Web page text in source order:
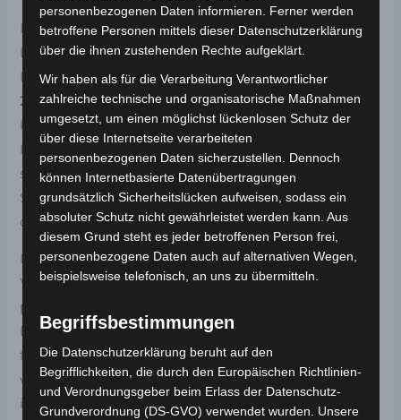
DasVolta VB2ist dein robustes City-Faltrad mit dem
Extra an Traktion:20″×4.0 Fat-Tiresnehmen
Kopfsteinpflaster, Schotter und Nässe gelassen. Der
250 W Nabenmotorunterstützt bis25 km/h(EPAC-
konform); darüber rollst du ohne Motorhilfe weiter.
Herzstück ist der
sindca. 30–55 kmrealistisch, abhängig von Modus,
Strecke, Temperatur und Zuladung. Vollgeladen ist
der Akku typischerweise in4,5–5 Stunden.
Derfaltbare Aluminiumrahmenmacht Transport und
Verstauen im Auto oder Wohnmobil leicht, die
portable Batterie
Mechanische Scheibenbremsenvorne/hinten sorgen
für zuverlässige Verzögerung; über das
wählst du mehrere Unterstützungsstufen – effizient
in der Stadt, komfortabel auf Tour.
personenbezogenen Daten informieren. Ferner werden
betroffene Personen mittels dieser Datenschutzerklärung
über die ihnen zustehenden Rechte aufgeklärt.
Wir haben als für die Verarbeitung Verantwortlicher
zahlreiche technische und organisatorische Maßnahmen
umgesetzt, um einen möglichst lückenlosen Schutz der
über diese Internetseite verarbeiteten
personenbezogenen Daten sicherzustellen. Dennoch
können Internetbasierte Datenübertragungen
grundsätzlich Sicherheitslücken aufweisen, sodass ein
absoluter Schutz nicht gewährleistet werden kann. Aus
diesem Grund steht es jeder betroffenen Person frei,
personenbezogene Daten auch auf alternativen Wegen,
beispielsweise telefonisch, an uns zu übermitteln.
Begriffsbestimmungen
Die Datenschutzerklärung beruht auf den
Begrifflichkeiten, die durch den Europäischen Richtlinien-
und Verordnungsgeber beim Erlass der Datenschutz-
Grundverordnung (DS-GVO) verwendet wurden. Unsere